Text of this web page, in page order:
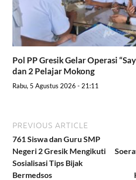
Pol PP Gresik Gelar Operasi
dan 2 Pelajar Mokong
Rabu, 5 Agustus 2026 - 21:11
PREVIOUS ARTICLE
761 Siswa dan Guru SMP
Negeri 2 Gresik Mengikuti
Sosialisasi Tips Bijak
Bermedsos